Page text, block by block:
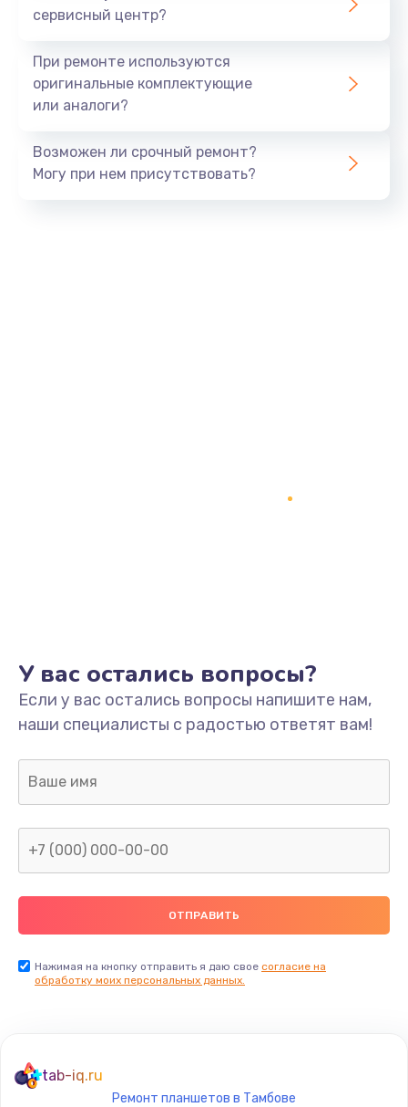
Восстановление данных
Заказать
1060 руб.
995 руб.
Заказать
Замена шлейфа матрицы
2600 руб.
Замена видеочипа
сервисный центр?
При ремонте используются
оригинальные комплектующие
или аналоги?
Возможен ли срочный ремонт?
Могу при нем присутствовать?
У вас остались вопросы?
Если у вас остались вопросы напишите нам,
наши специалисты с радостью ответят вам!
Нажимая на кнопку отправить я даю свое согласие на
обработку моих персональных данных.
tab-iq.ru
Ремонт планшетов в Тамбове